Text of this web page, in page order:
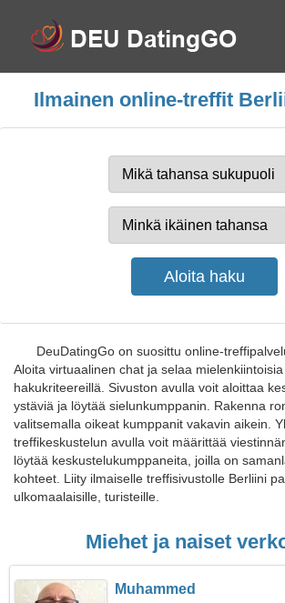
Ilmainen online-treffit
DeuDatingGo on suosittu online-
Aloita virtuaalinen chat ja selaa
hakukriteereillä. Sivuston avulla voit aloittaa
ystäviä ja löytää sielunkumppanin. Rakenna
valitsemalla oikeat kumppanit vakavin aikein.
treffikeskustelun avulla voit määrittää
löytää keskustelukumppaneita, joilla on
kohteet. Liity ilmaiselle treffisivustolle Berliini
ulkomaalaisille, turisteille.
Miehet ja naiset
Muhammed